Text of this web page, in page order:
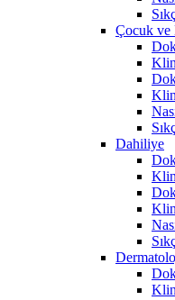
Çocuk ve
Dahiliye